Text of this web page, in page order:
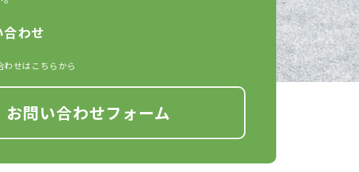
わせ
せはこちらから
お問い合わせフォーム